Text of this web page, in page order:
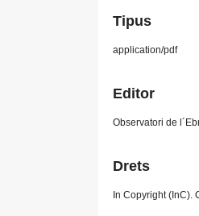
Tipus
application/pdf
Editor
Observatori de
Drets
In Copyright (InC).